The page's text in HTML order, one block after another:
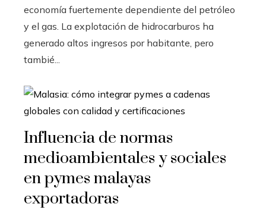
economía fuertemente dependiente del petróleo
y el gas. La explotación de hidrocarburos ha
generado altos ingresos por habitante, pero
tambié...
Influencia de normas
medioambientales y sociales
en pymes malayas
exportadoras